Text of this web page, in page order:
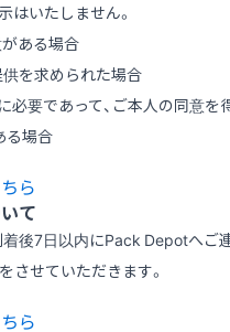
はいたしません。
ある場合
を求められた場合
必要であって、ご本人の同意を
る場合
ら
て
後7日以内にPack Depotへご
させていただきます。
ら